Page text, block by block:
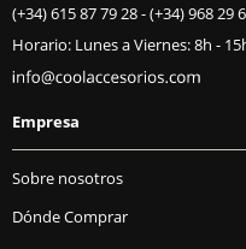
(+34) 615 87 79 28-(+34) 968 29
Horario: Lunes a Viernes: 8h -
Empresa
Sobre nosotros
Dónde Comprar